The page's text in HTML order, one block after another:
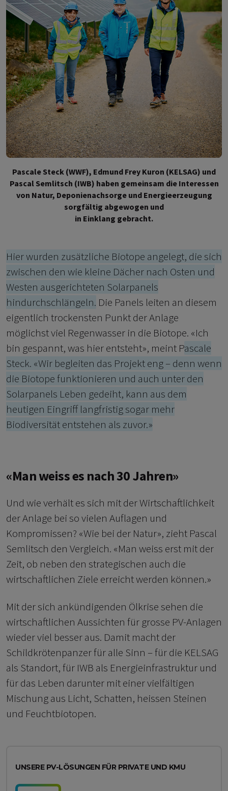
Pascale Steck (WWF), Edmund Frey Kuron (KELSAG) und
Pascal Semlitsch (IWB) haben gemeinsam die Interessen
von Natur, Deponienachsorge und Energieerzeugung
sorgfältig abgewogen und
in Einklang gebracht.
Hier wurden zusätzliche Biotope angelegt, die sich
zwischen den wie kleine Dächer nach Osten und
Westen ausgerichteten Solarpanels
hindurchschlängeln. Die Panels leiten an diesem
eigentlich trockensten Punkt der Anlage
möglichst viel Regenwasser in die Biotope. «Ich
bin gespannt, was hier entsteht», meint Pascale
Steck. «Wir begleiten das Projekt eng – denn wenn
die Biotope funktionieren und auch unter den
Solarpanels Leben gedeiht, kann aus dem
heutigen Eingriff langfristig sogar mehr
Biodiversität entstehen als zuvor.»
«Man weiss es nach 30 Jahren»
Und wie verhält es sich mit der Wirtschaftlichkeit
der Anlage bei so vielen Auflagen und
Kompromissen? «Wie bei der Natur», zieht Pascal
Semlitsch den Vergleich. «Man weiss erst mit der
Zeit, ob neben den strategischen auch die
wirtschaftlichen Ziele erreicht werden können.»
Mit der sich ankündigenden Ölkrise sehen die
wirtschaftlichen Aussichten für grosse PV-Anlagen
wieder viel besser aus. Damit macht der
Schildkrötenpanzer für alle Sinn – für die KELSAG
als Standort, für IWB als Energieinfrastruktur und
für das Leben darunter mit einer vielfältigen
Mischung aus Licht, Schatten, heissen Steinen
und Feuchtbiotopen.
UNSERE PV-LÖSUNGEN FÜR PRIVATE UND KMU